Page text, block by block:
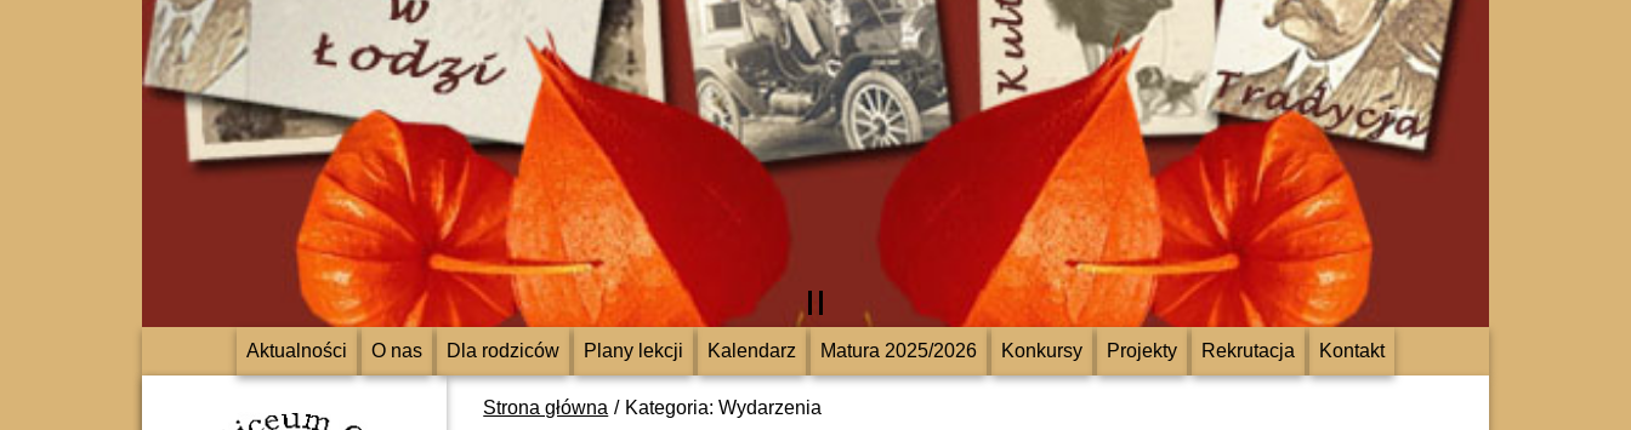
Aktualności O nas Dla rodziców Plany lekcji Kalendarz Matura 2025/2026 Konkursy Projekty Rekrutacja Kontakt
Strona główna Kategoria: Wydarzenia